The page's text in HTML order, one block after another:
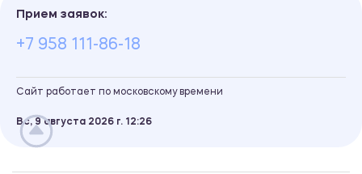
Прием заявок:
+7 958 111-86-18
Сайт работает по московскому времени
Вс, 9 августа 2026 г. 12:26